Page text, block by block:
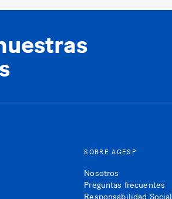
SOBRE AGESP
Nosotros
Preguntas frecuentes
Responsabilidad Social